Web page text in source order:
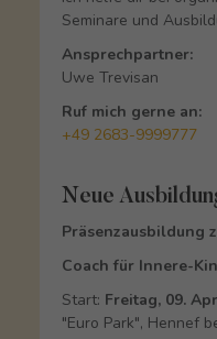
Seminare und
Ansprechpartner:
Uwe Trevisan
Ruf mich gerne an:
+49 2683-9999777
Neue
Präsenzausbildung
Coach für Innere-
Start: Freitag, 09.
"Euro Park", Hennef